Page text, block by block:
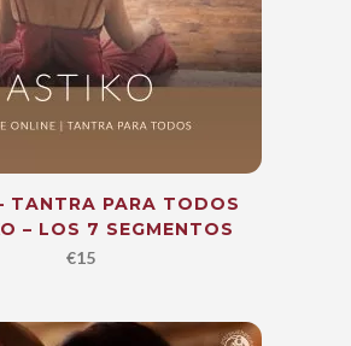
TANTRA PARA TODOS
– LOS 7 SEGMENTOS
€15